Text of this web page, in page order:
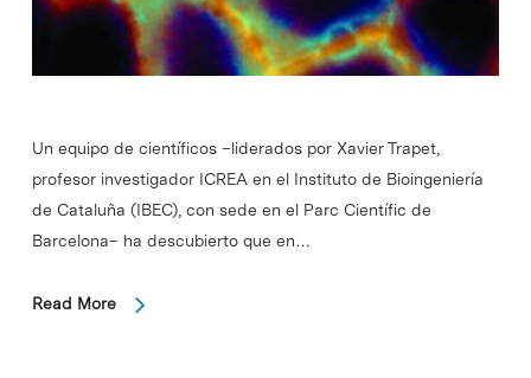
Un equipo de científicos –liderados por Xavier Trapet,
profesor investigador ICREA en el Instituto de Bioingeniería
de Cataluña (IBEC), con sede en el Parc Científic de
Barcelona– ha descubierto que en…
Read More